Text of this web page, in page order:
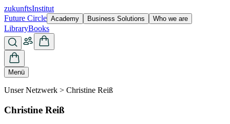
zukunftsInstitut
Future Circle Academy Business Solutions Who we are
LibraryBooks
Menü
Unser Netzwerk > Christine Reiß
Christine Reiß